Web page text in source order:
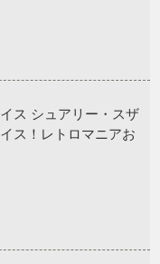
ス シュアリー・スザ
ス！レトロマニアお